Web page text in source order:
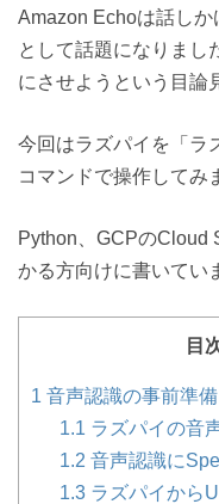
Amazon Echoは話し
として話題になりまし
にさせようという目論
今回はラズパイを「ラ
コマンドで操作してみ
Python、GCPのCloud
かる方向けに書いてい
目
1 音声認識の事前準備
1.1 ラズパイの音
1.2 音声認識に
1.3 ラズパイから